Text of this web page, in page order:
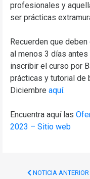
profesionales y
ser prácticas
Recuerden que
al menos 3 días
inscribir el curso por
prácticas y tutorial de
Diciembre aquí.
Encuentra aquí las
2023 – Sitio web
NOTICIA ANTERIOR